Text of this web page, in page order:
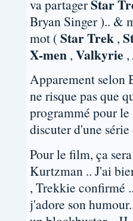
va partagerStar
Bryan Singer ).. &
mot (Star Trek ,
X-men , Valkyrie ,
Apparement selon
ne risque pas que
programmé pour
discuter d'une
Pour le film, ça
Kurtzman .. J'ai
, Trekkie confirmé
j'adore son